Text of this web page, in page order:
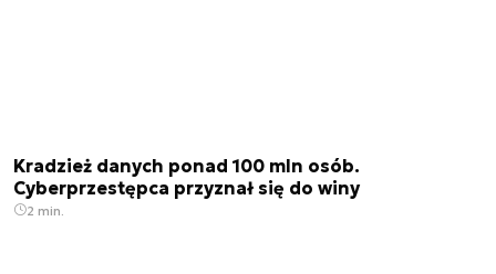
Kradzież danych ponad 100 mln osób.
Cyberprzestępca przyznał się do winy
2 min.